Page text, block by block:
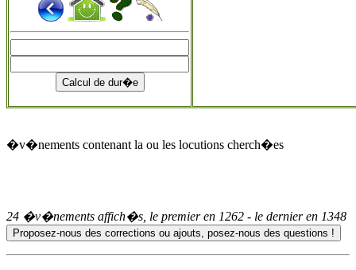
�v�nements contenant la ou les locutions cherch�es
24 �v�nements affich�s, le premier en 1262 - le dernier en 1348